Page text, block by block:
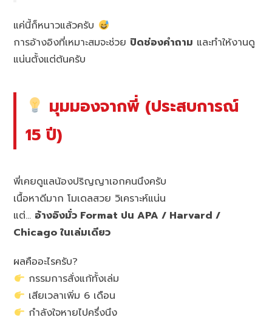
แค่นี้ก็หนาวแล้วครับ
การอ้างอิงที่เหมาะสมจะช่วย ปิดช่องคำถาม และทำให้งานดู
แน่นตั้งแต่ต้นครับ
มุมมองจากพี่ (ประสบการณ์
15 ปี)
พี่เคยดูแลน้องปริญญาเอกคนนึงครับ
เนื้อหาดีมาก โมเดลสวย วิเคราะห์แน่น
แต่… อ้างอิงมั่ว Format ปน APA / Harvard /
Chicago ในเล่มเดียว
ผลคืออะไรครับ?
กรรมการสั่งแก้ทั้งเล่ม
เสียเวลาเพิ่ม 6 เดือน
กำลังใจหายไปครึ่งนึง